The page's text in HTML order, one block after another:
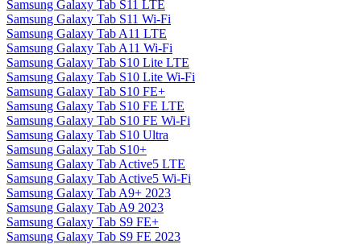
Samsung Galaxy Tab S11 LTE
Samsung Galaxy Tab S11 Wi-Fi
Samsung Galaxy Tab A11 LTE
Samsung Galaxy Tab A11 Wi-Fi
Samsung Galaxy Tab S10 Lite LTE
Samsung Galaxy Tab S10 Lite Wi-Fi
Samsung Galaxy Tab S10 FE+
Samsung Galaxy Tab S10 FE LTE
Samsung Galaxy Tab S10 FE Wi-Fi
Samsung Galaxy Tab S10 Ultra
Samsung Galaxy Tab S10+
Samsung Galaxy Tab Active5 LTE
Samsung Galaxy Tab Active5 Wi-Fi
Samsung Galaxy Tab A9+ 2023
Samsung Galaxy Tab A9 2023
Samsung Galaxy Tab S9 FE+
Samsung Galaxy Tab S9 FE 2023